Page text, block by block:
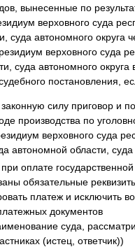
вынесенные по
верховного суда
суда автономного округа
верховного суда
суда автономного
постановления,
силу приговор и
производства по
верховного суда
автономной области, суда
оплате
обязательные
платеж и исключить
документов
суда,
(истец, ответчик))